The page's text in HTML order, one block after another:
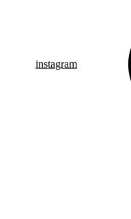
instagram